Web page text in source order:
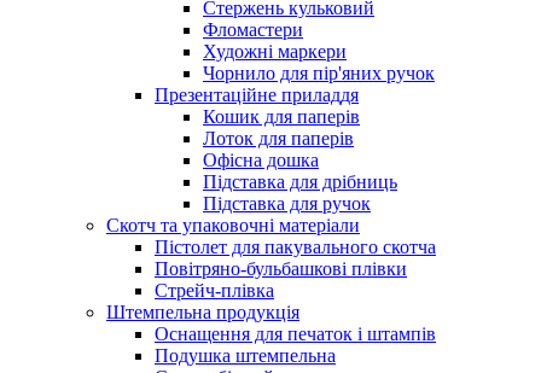
Стержень кульковий
Фломастери
Художні маркери
Чорнило для пір'яних ручок
Презентаційне приладдя
Кошик для паперів
Лоток для паперів
Офісна дошка
Підставка для дрібниць
Підставка для ручок
Скотч та упаковочні матеріали
Пістолет для пакувального скотча
Повітряно-бульбашкові плівки
Стрейч-плівка
Штемпельна продукція
Оснащення для печаток і штампів
Подушка штемпельна